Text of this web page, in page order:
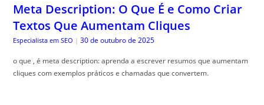
Meta Description: O Que É e Como Criar
Textos Que Aumentam Cliques
Especialista em SEO | 30 de outubro de 2025
o que , é meta description: aprenda a escrever resumos que aumentam
cliques com exemplos práticos e chamadas que convertem.